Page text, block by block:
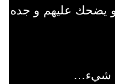
يضحك عليهم و جده
شيء…